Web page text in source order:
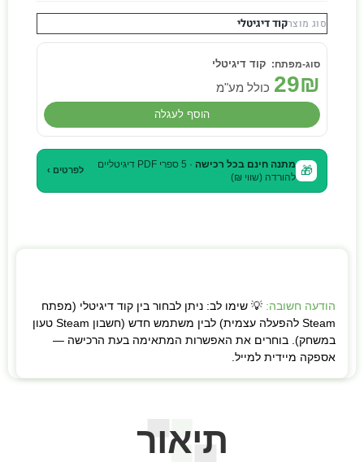
סוג מוצרקוד דיגיטלי
קוד דיגיטלי
29₪ כולל מע"מ
הוסף לעגלה
🎁 מתנה חינם בכל רכישה
· 5 ספרי PDF דיגיטליים
להורדה (שווי ₪)
לפרטים ›
הודעה חשובה: 💡 שימו לב: ניתן לבחור בין קוד דיגיטלי (מפתח
Steam להפעלה עצמית) לבין משתמש חדש (חשבון Steam טעון
במשחק). בוחרים את האפשרות המתאימה בעת הרכישה —
אספקה מיידית למייל.
תיאור